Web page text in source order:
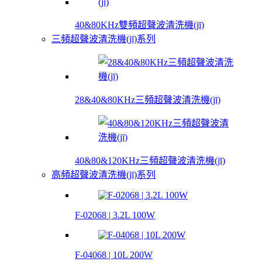
40&80KHz雙頻超聲波清洗機(jī)
三頻超聲波清洗機(jī)系列
28&40&80KHz三頻超聲波清洗機(jī)
40&80&120KHz三頻超聲波清洗機(jī)
高頻超聲波清洗機(jī)系列
F-02068 | 3.2L 100W
F-04068 | 10L 200W